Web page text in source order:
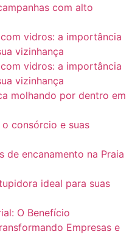
com alto
vidros: a importância
vizinhança
vidros: a importância
vizinhança
molhando por dentro em
consórcio e suas
de encanamento na Praia
ideal para suas
O Benefício
Empresas e